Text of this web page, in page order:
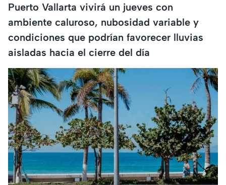
Puerto Vallarta vivirá un jueves con
ambiente caluroso, nubosidad variable y
condiciones que podrían favorecer lluvias
aisladas hacia el cierre del día